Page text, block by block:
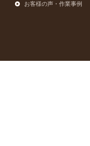
お客様の声・作業事例